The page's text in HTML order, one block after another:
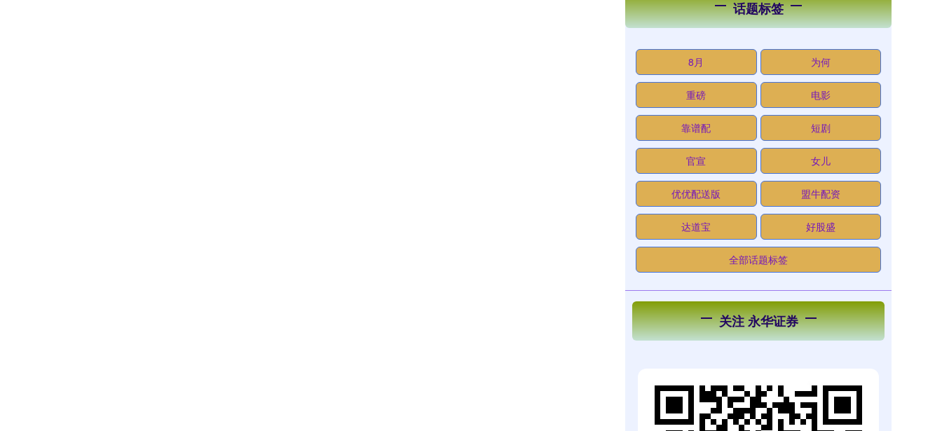
话题标签
8月 为何
重磅 电影
靠谱配 短剧
官宣 女儿
优优配送版 盟牛配资
达道宝 好股盛
全部话题标签
关注 永华证券